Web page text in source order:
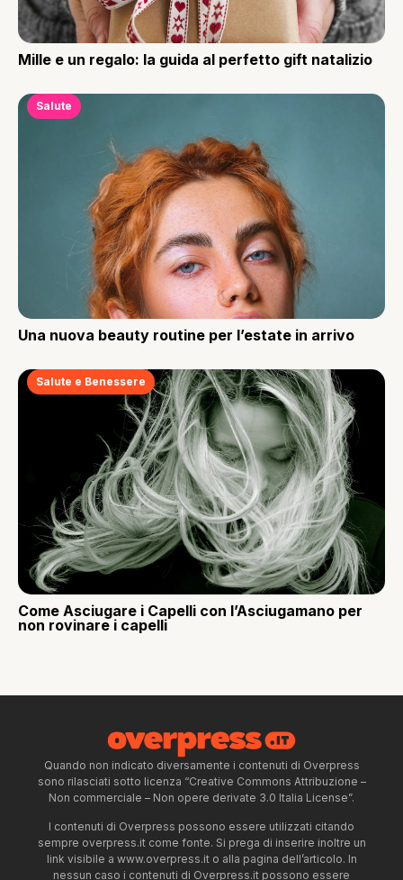
Mille e un regalo: la guida al perfetto gift natalizio
Salute
Una nuova beauty routine per l’estate in arrivo
Salute e Benessere
Come Asciugare i Capelli con l’Asciugamano per
non rovinare i capelli
Quando non indicato diversamente i contenuti di Overpress
sono rilasciati sotto licenza “Creative Commons Attribuzione –
Non commerciale – Non opere derivate 3.0 Italia License”.
I contenuti di Overpress possono essere utilizzati citando
sempre overpress.it come fonte. Si prega di inserire inoltre un
link visibile a www.overpress.it o alla pagina dell’articolo. In
nessun caso i contenuti di Overpress.it possono essere